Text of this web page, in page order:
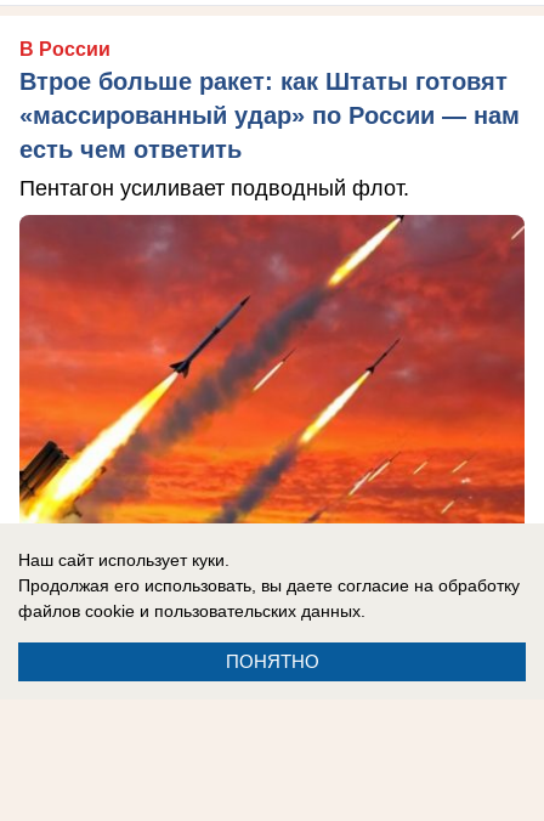
В России
Втрое больше ракет: как Штаты готовят
«массированный удар» по России — нам
есть чем ответить
Пентагон усиливает подводный флот.
07.08.2026
Наш сайт использует куки.
Продолжая его использовать, вы даете согласие на обработку
файлов cookie и пользовательских данных.
ПОНЯТНО